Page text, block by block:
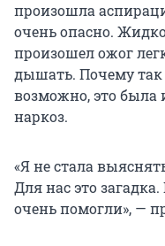
произошла
очень опасно.
произошел ожог
дышать. Почему так
возможно, это была
наркоз.
«Я не стала
Для нас это
очень помогли», —